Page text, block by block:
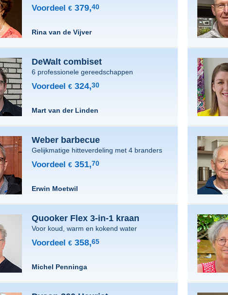
Voordeel € 379,40
Rina van de Vijver
DeWalt combiset
6 professionele gereedschappen
Voordeel € 324,30
Mart van der Linden
Weber barbecue
Gelijkmatige hitteverdeling met 4 branders
Voordeel € 351,70
Erwin Moetwil
Quooker Flex 3-in-1 kraan
Voor koud, warm en kokend water
Voordeel € 358,65
Michel Penninga